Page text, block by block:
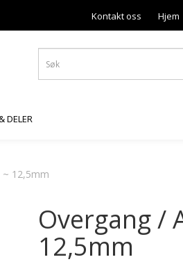
Kontakt oss Hjem
DELER
~ 12,5mm
Overgang /
12,5mm